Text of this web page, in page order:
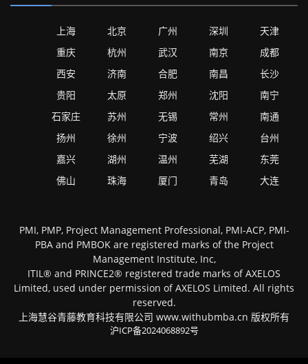
上海 北京 广州 深圳
天津
重庆
杭州 武汉 南京
成都
西安
济南 合肥 南昌
长沙
贵阳
太原 郑州 沈阳
南宁
石家庄
苏州 无锡 常州
南通
扬州
徐州 宁波 绍兴
台州
嘉兴
湖州 温州 芜湖
东莞
佛山
珠海 厦门 青岛 大连
PMI, PMP, Project Management Professional, PMI-ACP, PMI-
PBA and PMBOK are registered marks of the Project
Management Institute, Inc,
ITIL® and PRINCE2® registered trade marks of AXELOS
Limited, used under permission of AXELOS Limited. All rights
reserved.
上海慧谷青藤教育科技有限公司 www.withubmba.cn 版权所有
沪ICP备2024068892号